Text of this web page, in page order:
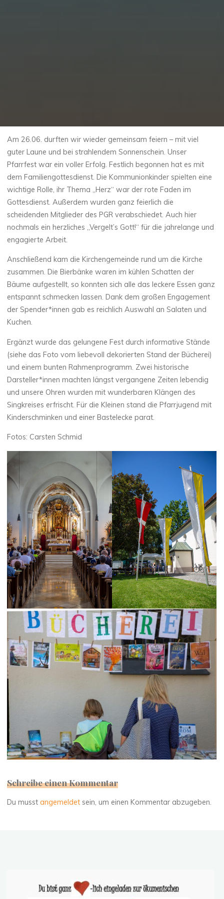
Am 26.06. durften wir wieder gemeinsam feiern – mit viel
guter Laune und bei strahlendem Sonnenschein. Unser
Pfarrfest war ein voller Erfolg. Festlich begonnen hat es mit
dem Familiengottesdienst. Die Kommunionkinder spielten eine
wichtige Rolle, ihr Thema „Herz“ war der rote Faden im
Gottesdienst. Außerdem wurden ganz feierlich die
scheidenden Mitglieder des PGR verabschiedet. Auch hier
nochmals ein herzliches „Vergelt’s Gott!“ für die jahrelange und
engagierte Arbeit.
Anschließend kam die Kirchengemeinde rund um die Kirche
zusammen. Die Bierbänke waren im kühlen Schatten der
Bäume aufgestellt, so konnten sich alle das leckere Essen ganz
entspannt schmecken lassen. Dank dem großen Engagement
der Spender*innen gab es reichlich Auswahl an Salaten und
Kuchen.
Ergänzt wurde das gelungene Fest durch informative Stände
(siehe das Foto vom liebevoll dekorierten Stand der Bücherei)
und einem bunten Rahmenprogramm. Zwei historische
Darsteller*innen machten längst vergangene Zeiten lebendig
und unsere Ohren wurden mit wunderbaren Klängen des
Singkreises erfrischt. Für die Kleinen stand die Pfarrjugend mit
Kinderschminken und einer Bastelecke parat.
Fotos: Carsten Schmid
Schreibe einen Kommentar
Du musstangemeldet sein, um einen Kommentar abzugeben.